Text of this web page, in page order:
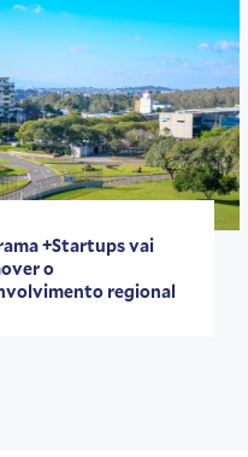
+Startups vai
o
regional